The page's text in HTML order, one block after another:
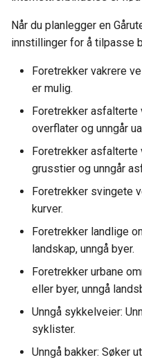
Når du planlegger en
innstillinger for å tilpasse
Foretrekker vakrere
er mulig.
Foretrekker
overflater og unngår
Foretrekker
grusstier og unngår
Foretrekker svingete
kurver.
Foretrekker landlige
landskap, unngå byer.
Foretrekker urbane
eller byer, unngå
Unngå sykkelveier:
syklister.
Unngå bakker: Søker